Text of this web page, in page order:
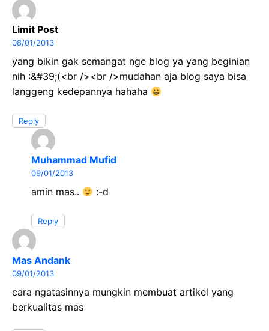
Limit Post
08/01/2013
yang bikin gak semangat nge blog ya yang beginian
nih :&#39;(<br /><br />mudahan aja blog saya bisa
langgeng kedepannya hahaha
Reply
Muhammad Mufid
09/01/2013
amin mas.. :-d
Reply
Mas Andank
09/01/2013
cara ngatasinnya mungkin membuat artikel yang
berkualitas mas